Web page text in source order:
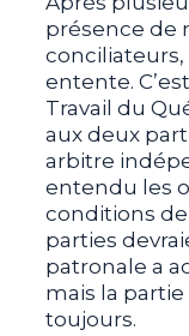
présence de
conciliateurs,
entente.
Travail du
aux deux
arbitre
entendu les
conditions
parties
patronale a
mais la partie
toujours.